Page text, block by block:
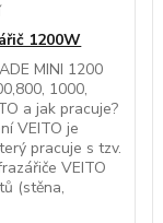
1200W
MINI 1200
1000,
a jak pracuje?
VEITO je
pracuje s tzv.
VEITO
(stěna,